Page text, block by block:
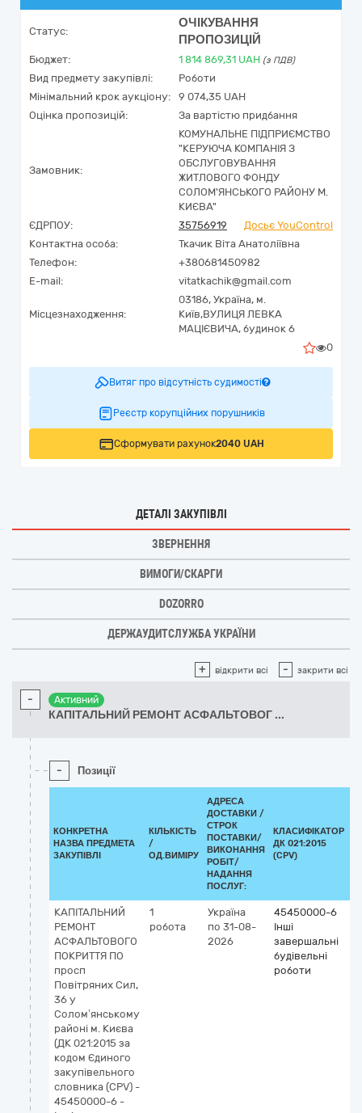
Статус:
ОЧІКУВАННЯ
ПРОПОЗИЦІЙ
Бюджет: 1 814 869,31 UAH (з ПДВ)
Вид предмету закупівлі:
Роботи
Мінімальний крок аукціону:
9 074,35 UAH
Оцінка пропозицій:
За вартістю придбання
Замовник:
КОМУНАЛЬНЕ ПІДПРИЄМСТВО
"КЕРУЮЧА КОМПАНІЯ З
ОБСЛУГОВУВАННЯ
ЖИТЛОВОГО ФОНДУ
СОЛОМ'ЯНСЬКОГО РАЙОНУ М.
КИЄВА"
ЄДРПОУ:
35756919
Досьє YouControl
Контактна особа:
Ткачик Віта Анатоліївна
Телефон:
+380681450982
E-mail:
vitatkachik@gmail.com
Місцезнаходження:
03186, Україна, м.
Київ,ВУЛИЦЯ ЛЕВКА
МАЦІЄВИЧА, будинок 6
0
Витяг про відсутність судимості
Реєстр корупційних порушників
Сформувати рахунок2040 UAH
ДЕТАЛІ ЗАКУПІВЛІ
ЗВЕРНЕННЯ
ВИМОГИ/СКАРГИ
DOZORRO
ДЕРЖАУДИТСЛУЖБА УКРАЇНИ
+ відкрити всі - закрити всі
- Активний
КАПІТАЛЬНИЙ РЕМОНТ АСФАЛЬТОВОГ ...
- Позиції
КОНКРЕТНА
НАЗВА ПРЕДМЕТА
ЗАКУПІВЛІ
КІЛЬКІСТЬ
/
ОД.ВИМІРУ
АДРЕСА
ДОСТАВКИ /
СТРОК
ПОСТАВКИ/
ВИКОНАННЯ
РОБІТ/
НАДАННЯ
ПОСЛУГ:
КЛАСИФІКАТОР
ДК 021:2015
(CPV)
КАПІТАЛЬНИЙ
РЕМОНТ
АСФАЛЬТОВОГО
ПОКРИТТЯ ПО
просп
Повітряних Сил,
36 у
Солом’янському
районі м. Києва
(ДК 021:2015 за
кодом Єдиного
закупівельного
словника (СPV) -
45450000-6 -
1
робота
Україна
по 31-08-
2026
45450000-6
Інші
завершальні
будівельні
роботи